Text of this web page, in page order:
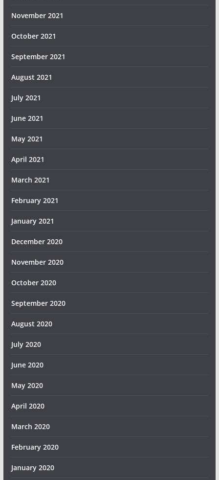
November 2021
October 2021
September 2021
August 2021
July 2021
June 2021
May 2021
April 2021
March 2021
February 2021
January 2021
December 2020
November 2020
October 2020
September 2020
August 2020
July 2020
June 2020
May 2020
April 2020
March 2020
February 2020
January 2020